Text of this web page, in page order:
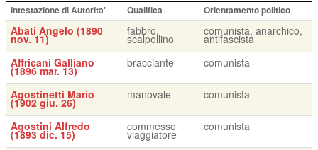
Intestazione di Autorita' Qualifica Orientamento politico
Abati Angelo (1890
nov. 11)
fabbro,
scalpellino
comunista, anarchico,
antifascista
Affricani Galliano
(1896 mar. 13)
bracciante comunista
Agostinetti Mario
(1902 giu. 26)
manovale comunista
Agostini Alfredo
(1893 dic. 15)
commesso
viaggiatore
comunista